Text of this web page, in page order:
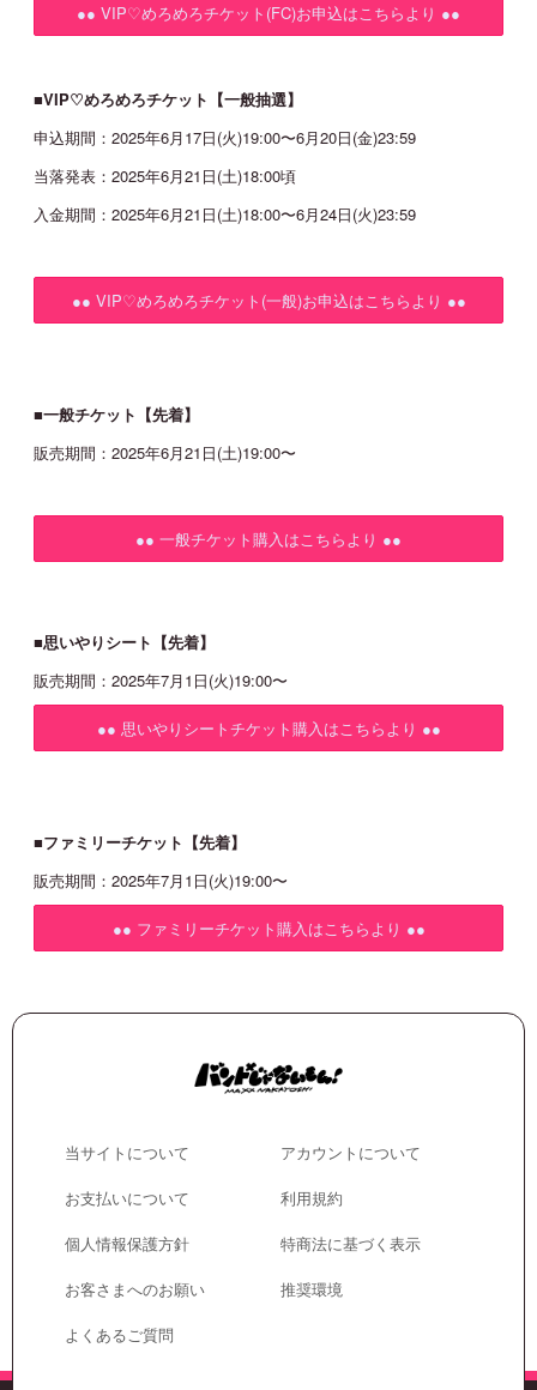
●● VIP♡めろめろチケット(FC)お申込はこちらより ●●
■VIP♡めろめろチケット【一般抽選】
申込期間：2025年6月17日(火)19:00〜6月20日(金)23:59
当落発表：2025年6月21日(土)18:00頃
入金期間：2025年6月21日(土)18:00〜6月24日(火)23:59
●● VIP♡めろめろチケット(一般)お申込はこちらより ●●
■一般チケット【先着】
販売期間：2025年6月21日(土)19:00〜
●● 一般チケット購入はこちらより ●●
■思いやりシート【先着】
販売期間：2025年7月1日(火)19:00〜
●● 思いやりシートチケット購入はこちらより ●●
​■ファミリーチケット【先着】
販売期間：2025年7月1日(火)19:00〜
●● ファミリーチケット購入はこちらより ●●
当サイトについて
アカウントについて
お支払いについて
利用規約
個人情報保護方針
特商法に基づく表示
お客さまへのお願い
推奨環境
よくあるご質問